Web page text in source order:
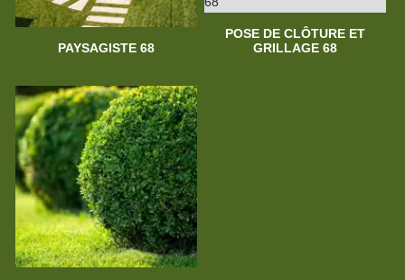
PAYSAGISTE 68
POSE DE CLÔTURE ET
GRILLAGE 68